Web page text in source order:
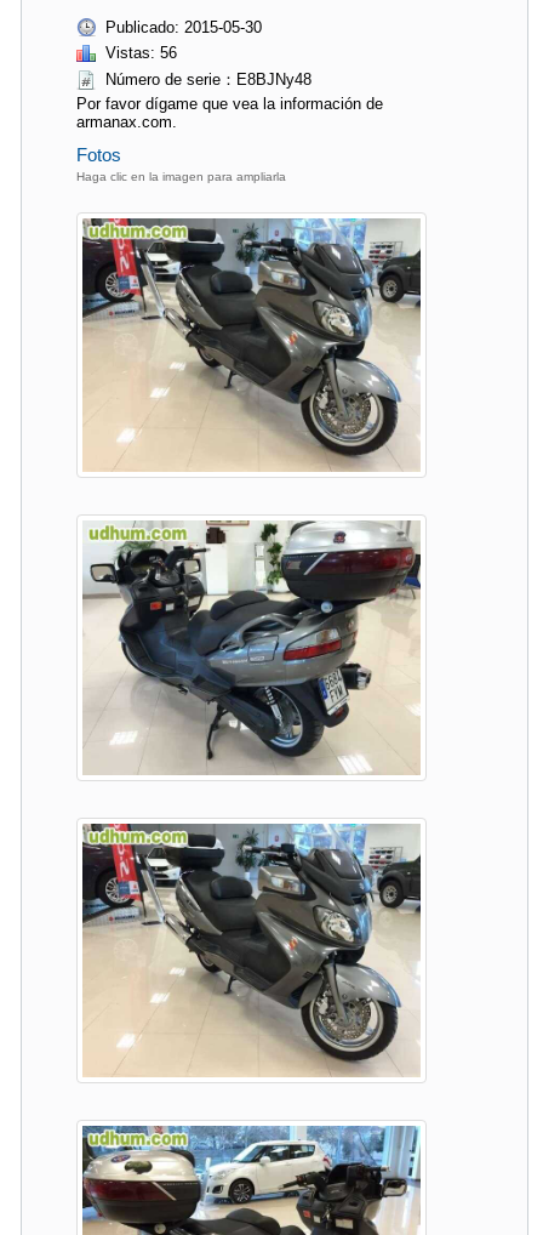
Publicado: 2015-05-30
Vistas: 56
Número de serie：E8BJNy48
Por favor dígame que vea la información de
armanax.com.
Fotos
Haga clic en la imagen para ampliarla